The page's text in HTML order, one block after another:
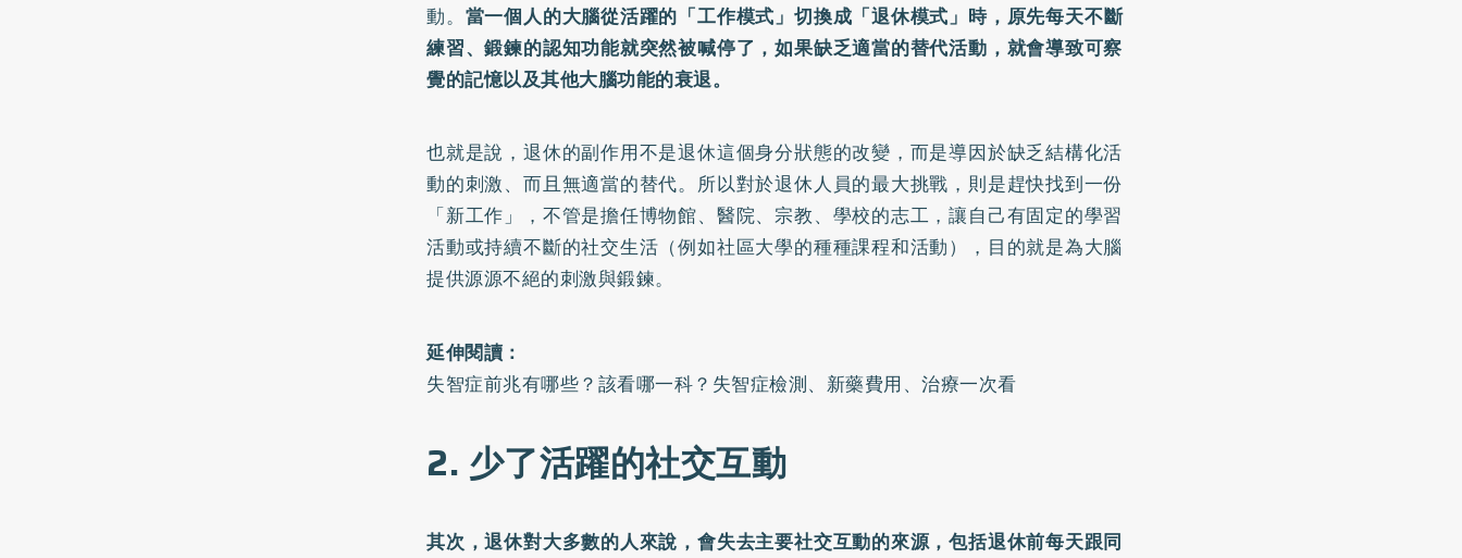
動。 當一個人的大腦從活躍的「工作模式」切換成「退休模式」時，原先每天不斷
練習、鍛鍊的認知功能就突然被喊停了，如果缺乏適當的替代活動，就會導致可察
覺的記憶以及其他大腦功能的衰退。
也就是說，退休的副作用不是退休這個身分狀態的改變，而是導因於缺乏結構化活
動的刺激、而且無適當的替代。所以對於退休人員的最大挑戰，則是趕快找到一份
「新工作」，不管是擔任博物館、醫院、宗教、學校的志工，讓自己有固定的學習
活動或持續不斷的社交生活（例如社區大學的種種課程和活動），目的就是為大腦
提供源源不絕的刺激與鍛鍊。
延伸閱讀：
失智症前兆有哪些？該看哪一科？失智症檢測、新藥費用、治療一次看
2. 少了活躍的社交互動
其次，退休對大多數的人來說，會失去主要社交互動的來源，包括退休前每天跟同